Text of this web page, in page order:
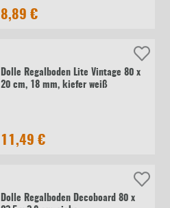
8,89 €
Dolle Regalboden Lite Vintage 80 x
20 cm, 18 mm, kiefer weiß
11,49 €
Dolle Regalboden Decoboard 80 x